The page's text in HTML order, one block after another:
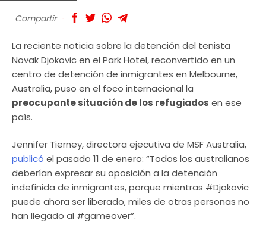
Compartir
La reciente noticia sobre la detención del tenista
Novak Djokovic en el Park Hotel, reconvertido en un
centro de detención de inmigrantes en Melbourne,
Australia, puso en el foco internacional la
preocupante situación de los refugiados en ese
país.
Jennifer Tierney, directora ejecutiva de MSF Australia,
publicó el pasado 11 de enero: “Todos los australianos
deberían expresar su oposición a la detención
indefinida de inmigrantes, porque mientras #Djokovic
puede ahora ser liberado, miles de otras personas no
han llegado al #gameover”.